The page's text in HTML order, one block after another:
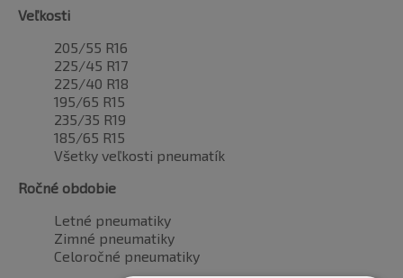
Veľkosti
205/55 R16
225/45 R17
225/40 R18
195/65 R15
235/35 R19
185/65 R15
Všetky veľkosti pneumatík
Ročné obdobie
Letné pneumatiky
Zimné pneumatiky
Celoročné pneumatiky